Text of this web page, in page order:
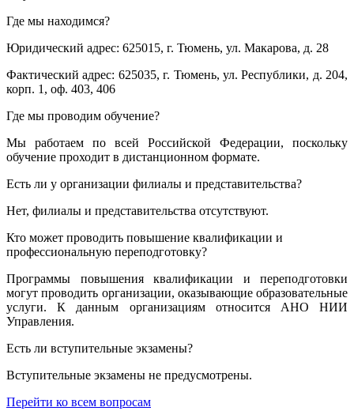
Где мы находимся?
Юридический адрес: 625015, г. Тюмень, ул. Макарова, д. 28
Фактический адрес: 625035, г. Тюмень, ул. Республики, д. 204,
корп. 1, оф. 403, 406
Где мы проводим обучение?
Мы работаем по всей Российской Федерации, поскольку
обучение проходит в дистанционном формате.
Есть ли у организации филиалы и представительства?
Нет, филиалы и представительства отсутствуют.
Кто может проводить повышение квалификации и
профессиональную переподготовку?
Программы повышения квалификации и переподготовки
могут проводить организации, оказывающие образовательные
услуги. К данным организациям относится АНО НИИ
Управления.
Есть ли вступительные экзамены?
Вступительные экзамены не предусмотрены.
Перейти ко всем вопросам